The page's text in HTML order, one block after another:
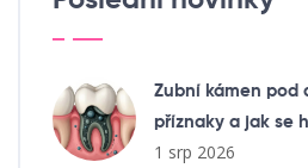
Zubní kámen pod
příznaky a jak se
1 srp 2026